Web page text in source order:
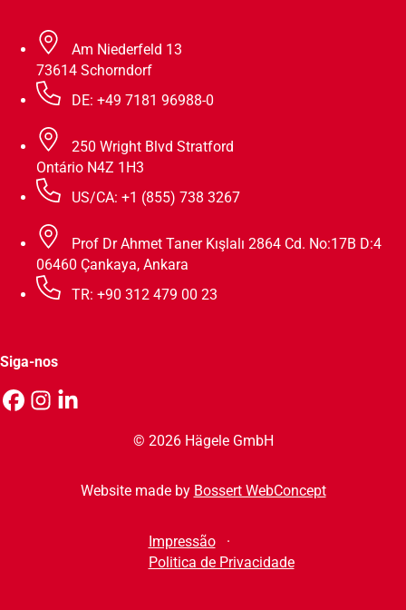
Am Niederfeld 13
73614 Schorndorf
DE: +49 7181 96988-0
250 Wright Blvd Stratford
Ontário N4Z 1H3
US/CA: +1 (855) 738 3267
Prof Dr Ahmet Taner Kışlalı 2864 Cd. No:17B D:4
06460 Çankaya, Ankara
TR: +90 312 479 00 23
Siga-nos
© 2026 Hägele GmbH
Website made by Bossert WebConcept
Impressão
Politica de Privacidade